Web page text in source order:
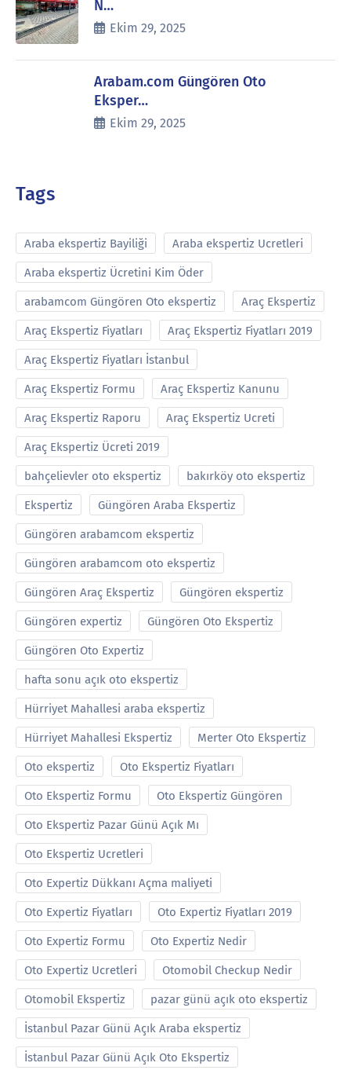
N…
Ekim 29, 2025
Arabam.com Güngören Oto
Eksper…
Ekim 29, 2025
Tags
Araba ekspertiz Bayiliği Araba ekspertiz Ucretleri
Araba ekspertiz Ücretini Kim Öder
arabamcom Güngören Oto ekspertiz Araç Ekspertiz
Araç Ekspertiz Fiyatları Araç Ekspertiz Fiyatları 2019
Araç Ekspertiz Fiyatları İstanbul
Araç Ekspertiz Formu Araç Ekspertiz Kanunu
Araç Ekspertiz Raporu Araç Ekspertiz Ucreti
Araç Ekspertiz Ücreti 2019
bahçelievler oto ekspertiz bakırköy oto ekspertiz
Ekspertiz Güngören Araba Ekspertiz
Güngören arabamcom ekspertiz
Güngören arabamcom oto ekspertiz
Güngören Araç Ekspertiz Güngören ekspertiz
Güngören expertiz Güngören Oto Ekspertiz
Güngören Oto Expertiz
hafta sonu açık oto ekspertiz
Hürriyet Mahallesi araba ekspertiz
Hürriyet Mahallesi Ekspertiz Merter Oto Ekspertiz
Oto ekspertiz Oto Ekspertiz Fiyatları
Oto Ekspertiz Formu Oto Ekspertiz Güngören
Oto Ekspertiz Pazar Günü Açık Mı
Oto Ekspertiz Ucretleri
Oto Expertiz Dükkanı Açma maliyeti
Oto Expertiz Fiyatları Oto Expertiz Fiyatları 2019
Oto Expertiz Formu Oto Expertiz Nedir
Oto Expertiz Ucretleri Otomobil Checkup Nedir
Otomobil Ekspertiz pazar günü açık oto ekspertiz
İstanbul Pazar Günü Açık Araba ekspertiz
İstanbul Pazar Günü Açık Oto Ekspertiz